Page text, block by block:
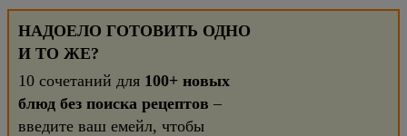
НАДОЕЛО ГОТОВИТЬ ОДНО
И ТО ЖЕ?
10 сочетаний для 100+ новых
блюд без поиска рецептов –
введите ваш емейл, чтобы